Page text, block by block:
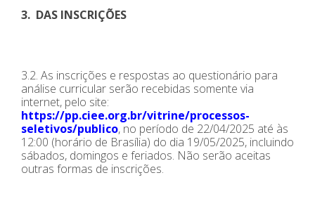
3. DAS INSCRIÇÕES
3.2. As inscrições e respostas ao questionário para
análise curricular serão recebidas somente via
internet, pelo site:
https://pp.ciee.org.br/vitrine/processos-
seletivos/publico, no período de 22/04/2025 até às
12:00 (horário de Brasília) do dia 19/05/2025, incluindo
sábados, domingos e feriados. Não serão aceitas
outras formas de inscrições.